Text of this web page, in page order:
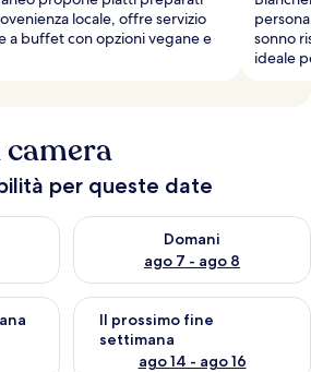
locale, offre servizio
a buffet con opzioni vegane e
sonno
ideale
per queste date
questa sera, ago 6 - ago 7
Domani
ago 7 - ago 8
Verifica la disponibilità per
questo fine settimana, ago 7 - ago
Il prossimo fine
settimana
ago 14 - ago 16
Verifica la disponibilità per il